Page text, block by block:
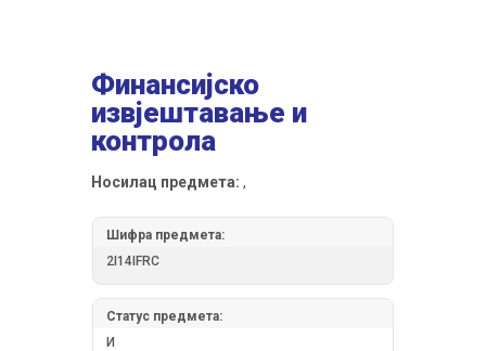
Финансијско
извјештавање и
контрола
Носилац предмета: ,
Шифра предмета:
2I14IFRC
Статус предмета:
И